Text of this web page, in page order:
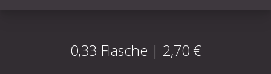
0,33 Flasche | 2,70 €